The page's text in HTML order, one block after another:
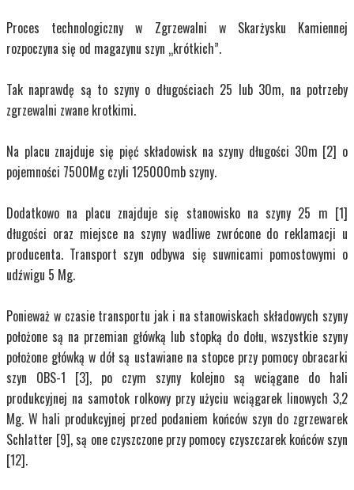
Proces technologiczny w Zgrzewalni w Skarżysku Kamiennej
rozpoczyna się od magazynu szyn „krótkich”.
Tak naprawdę są to szyny o długościach 25 lub 30m, na potrzeby
zgrzewalni zwane krotkimi.
Na placu znajduje się pięć składowisk na szyny długości 30m [2] o
pojemności 7500Mg czyli 125000mb szyny.
Dodatkowo na placu znajduje się stanowisko na szyny 25 m [1]
długości oraz miejsce na szyny wadliwe zwrócone do reklamacji u
producenta. Transport szyn odbywa się suwnicami pomostowymi o
udźwigu 5 Mg.
Ponieważ w czasie transportu jak i na stanowiskach składowych szyny
położone są na przemian główką lub stopką do dołu, wszystkie szyny
położone główką w dół są ustawiane na stopce przy pomocy obracarki
szyn OBS-1 [3], po czym szyny kolejno są wciągane do hali
produkcyjnej na samotok rolkowy przy użyciu wciągarek linowych 3,2
Mg. W hali produkcyjnej przed podaniem końców szyn do zgrzewarek
Schlatter [9], są one czyszczone przy pomocy czyszczarek końców szyn
[12].